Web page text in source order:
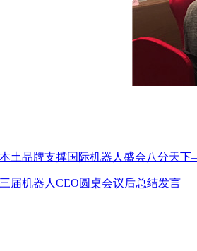
土品牌支撑国际机器人盛会八分天
届机器人CEO圆桌会议后总结发言